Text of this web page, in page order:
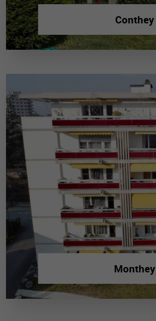
Conthey
Monthey